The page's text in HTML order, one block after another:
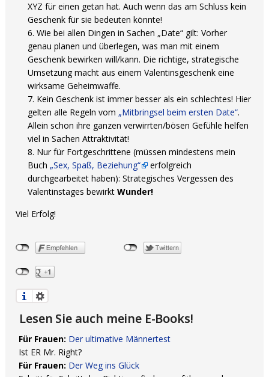
XYZ für einen getan hat. Auch wenn das am Schluss kein
Geschenk für sie bedeuten könnte!
Wie bei allen Dingen in Sachen „Date“ gilt: Vorher
genau planen und überlegen, was man mit einem
Geschenk bewirken will/kann. Die richtige, strategische
Umsetzung macht aus einem Valentinsgeschenk eine
wirksame Geheimwaffe.
Kein Geschenk ist immer besser als ein schlechtes! Hier
gelten alle Regeln vom „Mitbringsel beim ersten Date“.
Allein schon ihre ganzen verwirrten/bösen Gefühle helfen
viel in Sachen Attraktivität!
Nur für Fortgeschrittene (müssen mindestens mein
Buch „Sex, Spaß, Beziehung“
erfolgreich
durchgearbeitet haben): Strategisches Vergessen des
Valentinstages bewirktWunder!
Viel Erfolg!
Lesen Sie auch meine E-Books!
Für Frauen: Der ultimative Männertest
Ist ER Mr. Right?
Für Frauen: Der Weg ins Glück